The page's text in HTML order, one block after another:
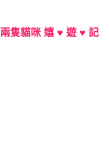
兩隻貓咪 嬉 ♥ 遊 ♥ 記